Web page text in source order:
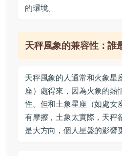
的環境。
天秤風象的兼容性：誰
天秤風象的人通常和火象星
座）處得來，因為火象的熱
性。但和土象星座（如處女
有摩擦，土象太實際，天秤
是大方向，個人星盤的影響